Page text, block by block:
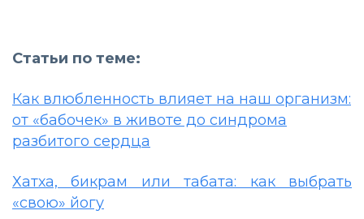
Статьи по теме:
Как влюбленность влияет на наш организм:
от «бабочек» в животе до синдрома
разбитого сердца
Хатха, бикрам или табата: как выбрать
«свою» йогу